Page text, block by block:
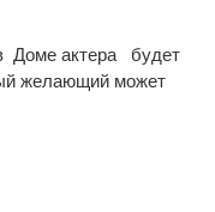
Доме актера будет
желающий может